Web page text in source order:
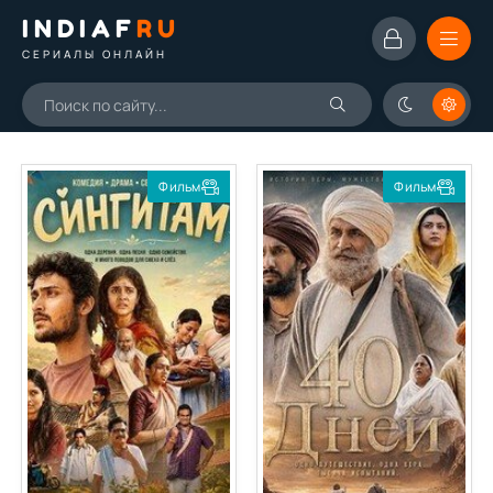
INDIAFRU
СЕРИАЛЫ ОНЛАЙН
Фильм Фильм